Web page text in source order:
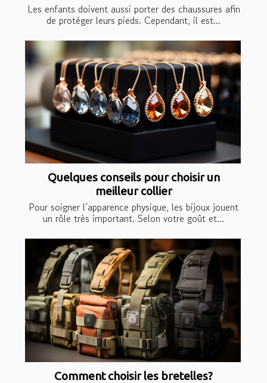
Les enfants doivent aussi porter des chaussures afin
de protéger leurs pieds. Cependant, il est...
Quelques conseils pour choisir un
meilleur collier
Pour soigner l’apparence physique, les bijoux jouent
un rôle très important. Selon votre goût et...
Comment choisir les bretelles?